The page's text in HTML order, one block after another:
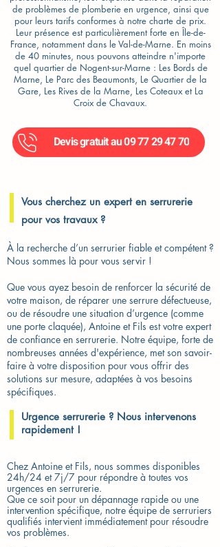
de problèmes de plomberie en urgence, ainsi que
pour leurs tarifs conformes à notre charte de prix.
Leur présence est particulièrement forte en Île-de-
France, notamment dans le Val-de-Marne. En moins
de 40 minutes, nous pouvons atteindre n'importe
quel quartier de Nogent-sur-Marne : Les Bords de
Marne, Le Parc des Beaumonts, Le Quartier de la
Gare, Les Rives de la Marne, Les Coteaux et La
Croix de Chavaux.
Devis gratuit au 09 77 29 47 70
Vous cherchez un expert en serrurerie
pour vos travaux ?
À la recherche d’un serrurier fiable et compétent ?
Nous sommes là pour vous servir !
Que vous ayez besoin de renforcer la sécurité de
votre maison, de réparer une serrure défectueuse,
ou de résoudre une situation d’urgence (comme
une porte claquée), Antoine et Fils est votre expert
de confiance en serrurerie. Notre équipe, forte de
nombreuses années d'expérience, met son savoir-
faire à votre disposition pour vous offrir des
solutions sur mesure, adaptées à vos besoins
spécifiques.
Urgence serrurerie ? Nous intervenons
rapidement !​
Chez Antoine et Fils, nous sommes disponibles
24h/24 et 7j/7 pour répondre à toutes vos
urgences en serrurerie.
Que ce soit pour un dépannage rapide ou une
intervention spécifique, notre équipe de serruriers
qualifiés intervient immédiatement pour résoudre
vos problèmes.